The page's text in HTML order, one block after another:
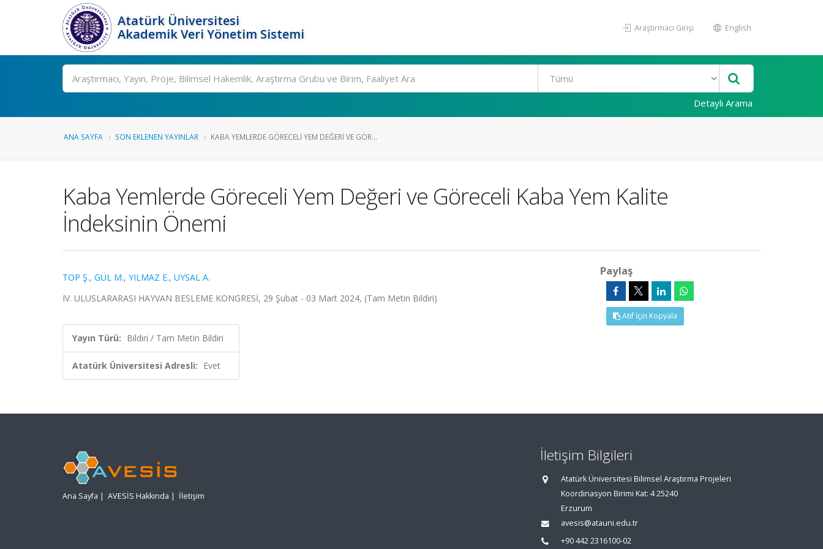
Atatürk Üniversitesi
Akademik Veri Yönetim Sistemi
Araştırmacı Girişi English
Ara
Detaylı Arama
ANA SAYFA SON EKLENEN YAYINLAR KABA YEMLERDE GÖRECELI YEM DEĞERI VE GÖR...
Kaba Yemlerde Göreceli Yem Değeri ve Göreceli Kaba Yem Kalite
İndeksinin Önemi
TOP Ş., GÜL M., YILMAZ E., UYSAL A.
IV. ULUSLARARASI HAYVAN BESLEME KONGRESİ, 29 Şubat - 03 Mart 2024, (Tam Metin Bildiri)
Yayın Türü: Bildiri / Tam Metin Bildiri
Atatürk Üniversitesi Adresli: Evet
Paylaş
Atıf İçin Kopyala
Ana Sayfa | AVESİS Hakkında | İletişim
İletişim Bilgileri
Atatürk Üniversitesi Bilimsel Araştırma Projeleri
Koordinasyon Birimi Kat: 4 25240
Erzurum
avesis@atauni.edu.tr
+90 442 2316100-02